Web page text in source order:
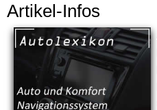
Artikel-Infos